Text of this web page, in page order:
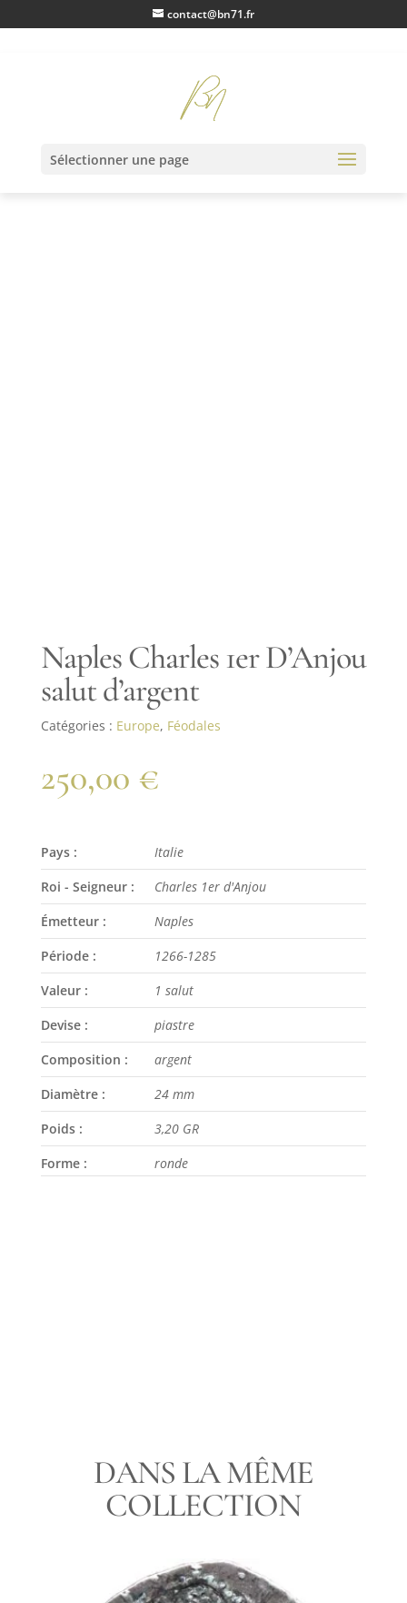
contact@bn71.fr
Sélectionner une pageD’Anjou salut d’argent
Naples Charles 1er D’Anjou
salut d’argent
Catégories : Europe, Féodales
250,00 €
Pays :
Italie
Roi - Seigneur :
Charles 1er d'Anjou
Émetteur :
Naples
Période :
1266-1285
Valeur :
1 salut
Devise :
piastre
Composition :
argent
Diamètre :
24 mm
Poids :
3,20 GR
Forme :
ronde
DANS LA MÊME
COLLECTION